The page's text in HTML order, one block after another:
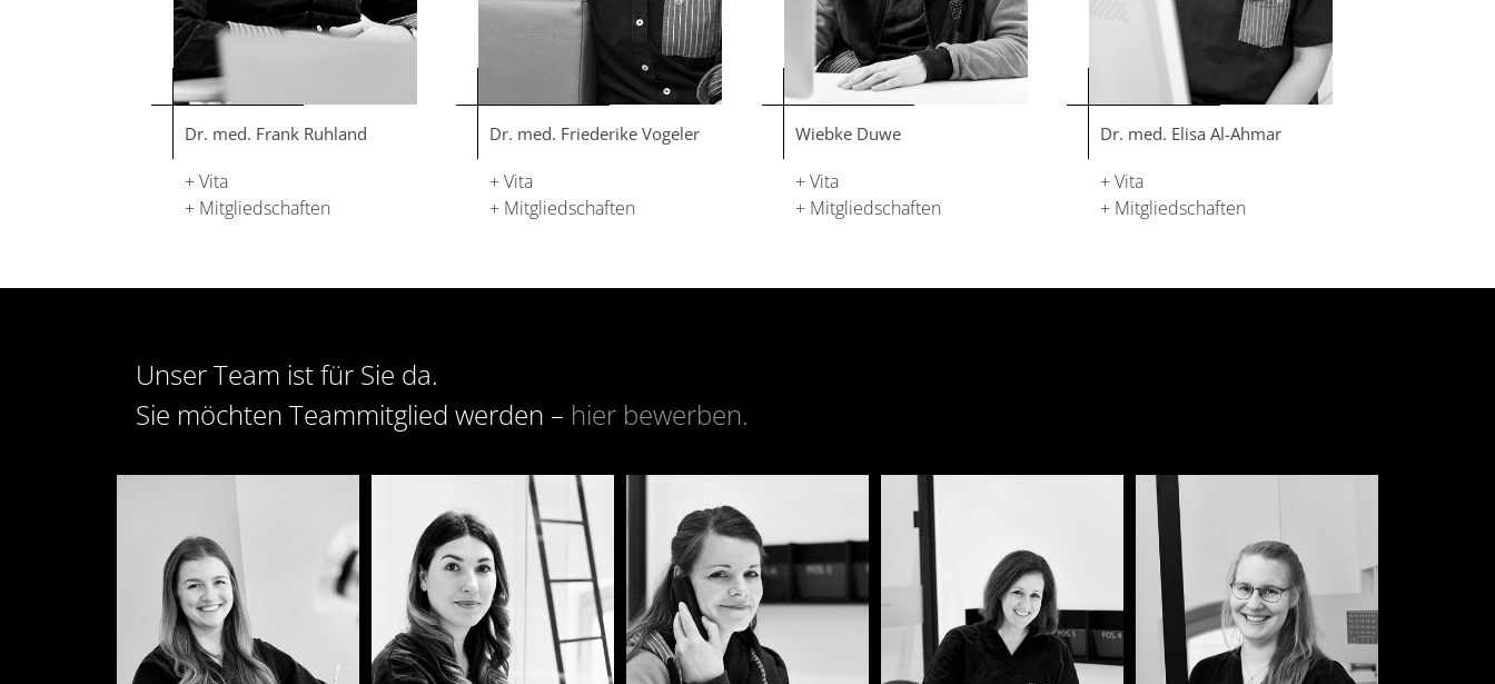
Dr. med. Frank Ruhland
+ Vita
+ Mitgliedschaften
Dr. med. Friederike Vogeler
+ Vita
+ Mitgliedschaften
Wiebke Duwe
+ Vita
+ Mitgliedschaften
Dr. med. Elisa Al-Ahmar
+ Vita
+ Mitgliedschaften
Unser Team ist für Sie da.
Sie möchten Teammitglied werden – hier bewerben.